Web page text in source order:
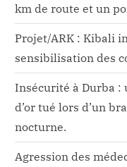
km de route et un
Projet/ARK : Kibali
sensibilisation des
Insécurité à Durba :
d’or tué lors d’un
nocturne.
Agression des